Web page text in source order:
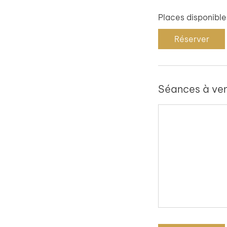
Places
Réserver
Séances à